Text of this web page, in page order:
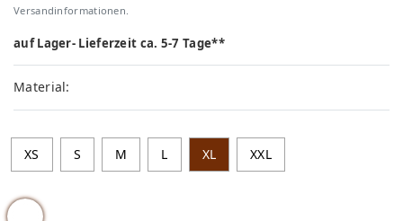
Versandinformationen.
auf Lager- Lieferzeit ca. 5-7 Tage**
Material:
XS S M L XL XXL